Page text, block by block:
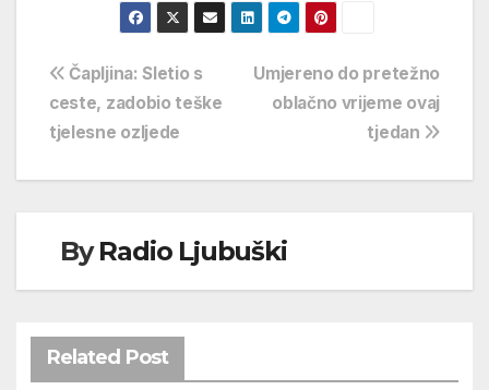
Navigacija
objava
Umjereno do pretežno
oblačno vrijeme ovaj
tjedan
Čapljina: Sletio s
ceste, zadobio teške
tjelesne ozljede
ByRadio Ljubuški
Related Post